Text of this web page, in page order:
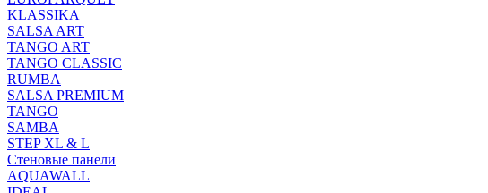
KLASSIKA
SALSA ART
TANGO ART
TANGO CLASSIC
RUMBA
SALSA PREMIUM
TANGO
SAMBA
STEP XL & L
Стеновые панели
AQUAWALL